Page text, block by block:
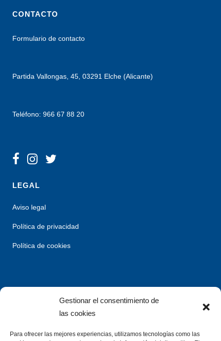
Gestionar el consentimiento de
las cookies
Para ofrecer las mejores experiencias, utilizamos tecnologías como las
CONTACTO
Formulario de contacto
Partida Vallongas, 45, 03291 Elche (Alicante)
Teléfono: 966 67 88 20
LEGAL
Aviso legal
Política de privacidad
Política de cookies